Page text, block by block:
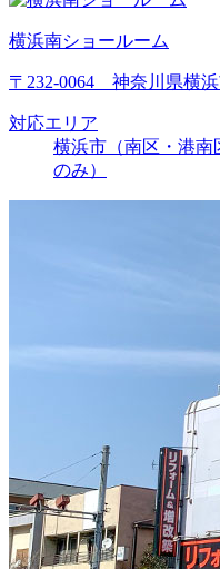
横浜南ショールーム
〒232-0064 神奈川県横浜
対応エリア
横浜市（南区・港南
のみ）